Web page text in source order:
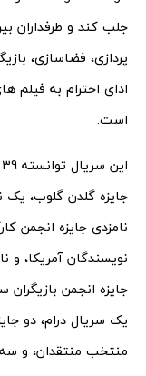
جلب کند و طرفداران
پردازی، فضاسازی،
است.
جایزه گلدن گلوب، یک
نامزدی جایزه انجمن
نویسندگان آمریکا، و
جایزه انجمن
یک سریال درام، دو
منتخب منتقدان، و